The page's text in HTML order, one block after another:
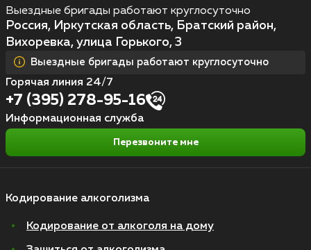
Кодирование алкоголизма
Кодирование от алкоголя на дому
Выездные бригады работают круглосуточно
Россия, Иркутская область, Братский район,
Вихоревка, улица Горького, 3
Выездные бригады работают круглосуточно
Горячая линия 24/7
+7 (395) 278-95-16
Информационная служба
Перезвоните мне